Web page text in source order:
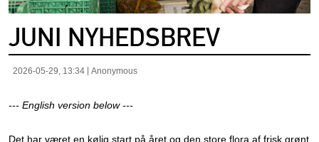
JUNI NYHEDSBREV
2026-05-29, 13:34 Anonymous
--- English version below ---
Det har været en kølig start på året og den store flora af frisk grønt